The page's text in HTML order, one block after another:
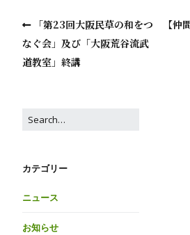
「第23回大阪民草の和をつ
なぐ会」及び「大阪荒谷流武
道教室」終講
【仲
カテゴリー
ニュース
お知らせ